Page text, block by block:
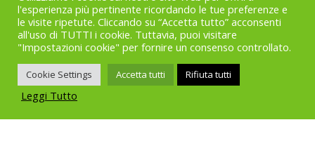
l'esperienza più pertinente ricordando le tue preferenze e
le visite ripetute. Cliccando su “Accetta tutto” acconsenti
all'uso di TUTTI i cookie. Tuttavia, puoi visitare
"Impostazioni cookie" per fornire un consenso controllato.
Cookie Settings Accetta tutti Rifiuta tutti
Leggi Tutto